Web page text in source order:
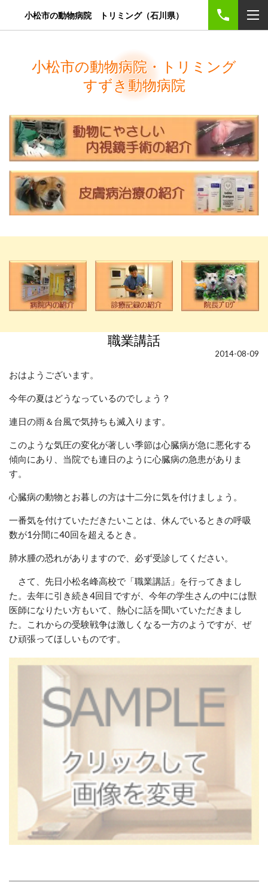
小松市の動物病院 トリミング（石川県）
小松市の動物病院・トリミング
すずき動物病院
職業講話
2014-08-09
おはようございます。
今年の夏はどうなっているのでしょう？
連日の雨＆台風で気持ちも滅入ります。
このような気圧の変化が著しい季節は心臓病が急に悪化する
傾向にあり、当院でも連日のように心臓病の急患がありま
す。
心臓病の動物とお暮しの方は十二分に気を付けましょう。
一番気を付けていただきたいことは、休んでいるときの呼吸
数が1分間に40回を超えるとき。
肺水腫の恐れがありますので、必ず受診してください。
さて、先日小松名峰高校で「職業講話」を行ってきまし
た。去年に引き続き4回目ですが、今年の学生さんの中には獣
医師になりたい方もいて、熱心に話を聞いていただきまし
た。これからの受験戦争は激しくなる一方のようですが、ぜ
ひ頑張ってほしいものです。